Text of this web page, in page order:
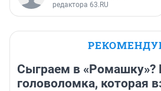
редактора 63.RU
Сыграем в «Ромашку»?
головоломка, которая